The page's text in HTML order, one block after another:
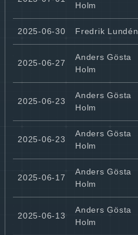
Holm
2025-06-30 Fredrik Lundén
2025-06-27
Anders Gösta
Holm
2025-06-23
Anders Gösta
Holm
2025-06-23
Anders Gösta
Holm
2025-06-17
Anders Gösta
Holm
2025-06-13
Anders Gösta
Holm